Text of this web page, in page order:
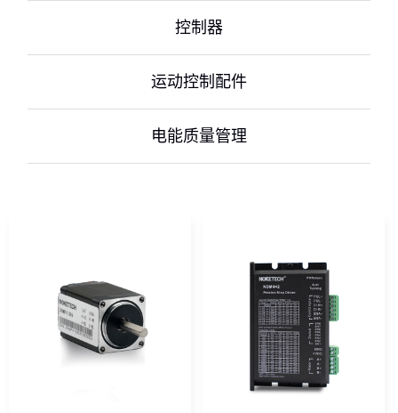
控制器
运动控制配件
电能质量管理